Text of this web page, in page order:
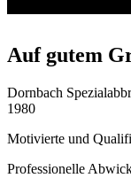
Auf gutem
Dornbach
1980
Motivierte und
Professionelle